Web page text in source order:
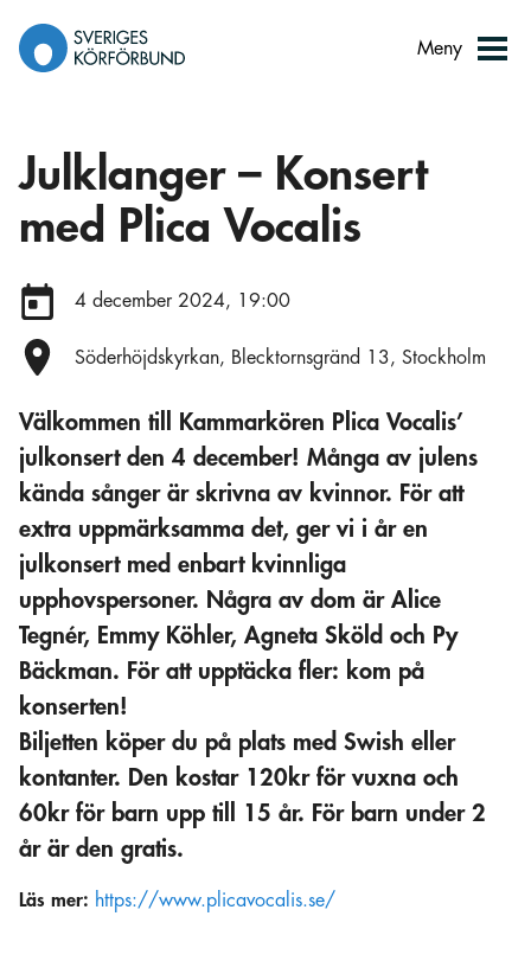
innehåll
Meny
Julklanger – Konsert
med Plica Vocalis
Datum:
4 december 2024, 19:00
Plats:
Söderhöjdskyrkan, Blecktornsgränd 13, Stockholm
Välkommen till Kammarkören Plica Vocalis’
julkonsert den 4 december! Många av julens
kända sånger är skrivna av kvinnor. För att
extra uppmärksamma det, ger vi i år en
julkonsert med enbart kvinnliga
upphovspersoner. Några av dom är Alice
Tegnér, Emmy Köhler, Agneta Sköld och Py
Bäckman. För att upptäcka fler: kom på
konserten!
Biljetten köper du på plats med Swish eller
kontanter. Den kostar 120kr för vuxna och
60kr för barn upp till 15 år. För barn under 2
år är den gratis.
Läs mer: https://www.plicavocalis.se/